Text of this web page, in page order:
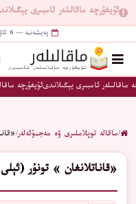
ئۇيغۇرچە ماقالىلەر ئامبىرى
پەيشەنبە — 6 ئاۋغۇست 2026 | ھ 21 سەفەر 1448
ماقالىلەر ئامبىرى يېڭىلاندىئۇيغۇرچە
/ماقالە توپلاملىرى ۋە مەجمۇئەلەر/
«قاناتلانغان » تونۇر